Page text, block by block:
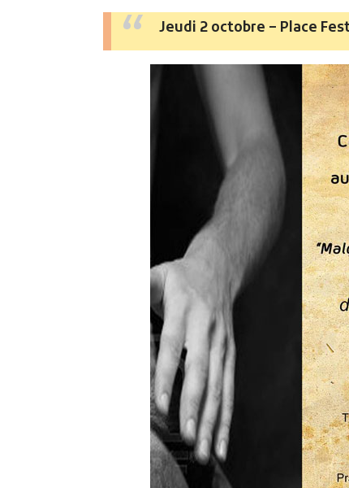
Jeudi 2 octobre – Place